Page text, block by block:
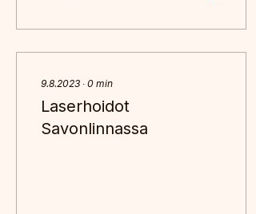
9.8.2023 ∙ 0 min
Laserhoidot
Savonlinnassa